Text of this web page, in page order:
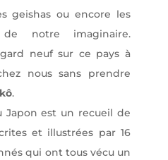
geishas ou encore les
notre imaginaire.
neuf sur ce pays à
nous sans prendre
.
Japon est un recueil de
et illustrées par 16
qui ont tous vécu un